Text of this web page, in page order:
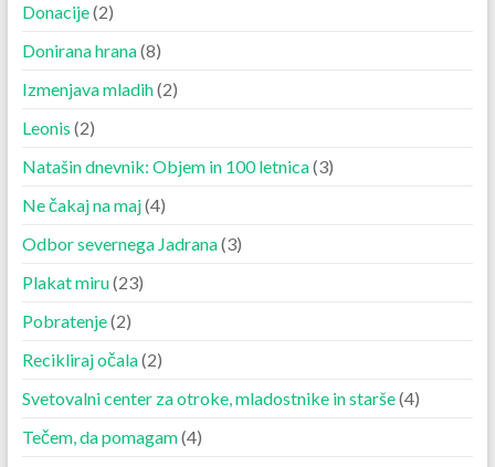
Donacije(2)
Donirana hrana(8)
Izmenjava mladih(2)
Leonis (2)
Natašin dnevnik: Objem in 100 letnica(3)
Ne čakaj na maj(4)
Odbor severnega Jadrana(3)
Plakat miru(23)
Pobratenje(2)
Recikliraj očala(2)
Svetovalni center za otroke, mladostnike in starše(4)
Tečem, da pomagam(4)